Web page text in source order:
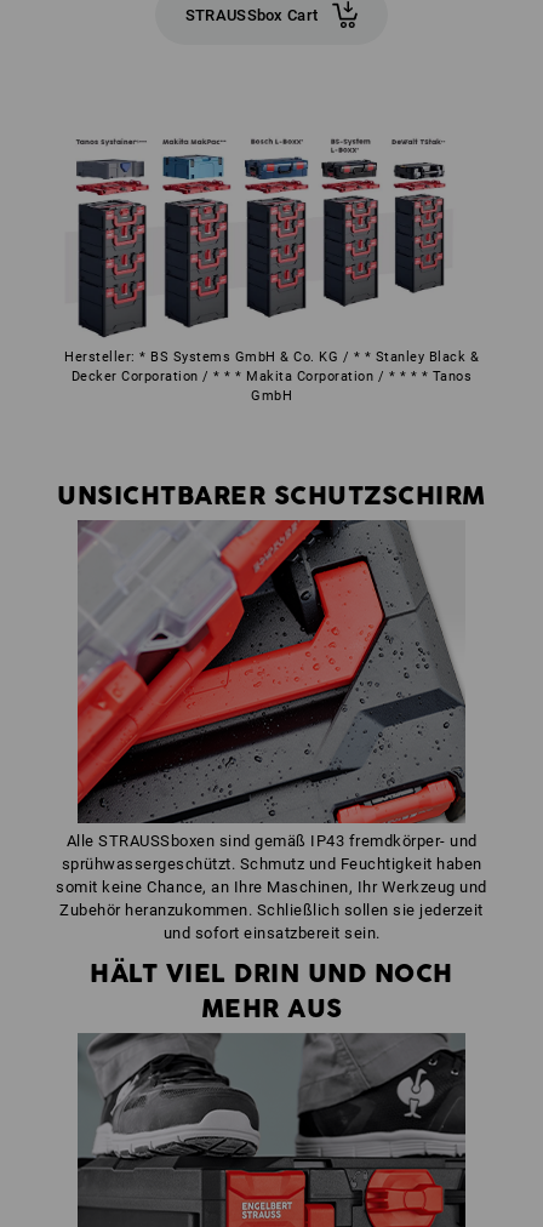
STRAUSSbox Cart
Hersteller: * BS Systems GmbH & Co. KG / * * Stanley Black &
Decker Corporation / * * * Makita Corporation / * * * * Tanos
GmbH
UNSICHTBARER SCHUTZSCHIRM
Alle STRAUSSboxen sind gemäß IP43 fremdkörper- und
sprühwassergeschützt. Schmutz und Feuchtigkeit haben
somit keine Chance, an Ihre Maschinen, Ihr Werkzeug und
Zubehör heranzukommen. Schließlich sollen sie jederzeit
und sofort einsatzbereit sein.
HÄLT VIEL DRIN UND NOCH
MEHR AUS